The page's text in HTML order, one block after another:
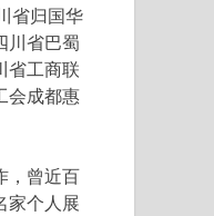
省归国华
川省巴蜀
省工商联
会成都惠
，曾近百
家个人展